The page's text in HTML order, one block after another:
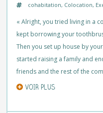
cohabitation, Colocation,
« Alright, you tried living in a
kept borrowing your
Then you set up house by
started raising a family and
friends and the rest of the
VOIR PLUS